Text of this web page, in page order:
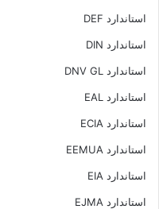
استاندارد DEF
استاندارد DIN
استاندارد DNV GL
استاندارد EAL
استاندارد ECIA
استاندارد EEMUA
استاندارد EIA
استاندارد EJMA